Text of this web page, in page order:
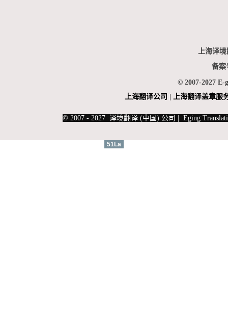
上海译
备案
© 2007-2027 E-
上海翻译公司 上海翻译盖章服
© 2007 - 2027 译境翻译 (中国) 公司 | Eging
51La